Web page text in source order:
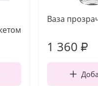
Ваза
1 360 ₽